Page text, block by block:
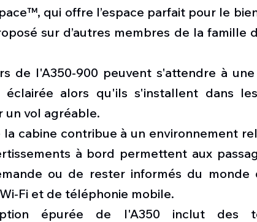
qui offre l’espace parfait pour le
sur d’autres membres de la famille
de l'A350-900 peuvent s'attendre à
éclairée alors qu'ils s'installent dans
un vol agréable.
la cabine contribue à un environnement
à bord permettent aux
ou de rester informés du monde
Fi et de téléphonie mobile.
épurée de l'A350 inclut des